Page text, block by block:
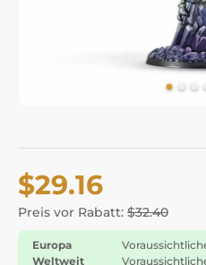
$29.16
Preis vor Rabatt: $32.40
Europa
Weltweit